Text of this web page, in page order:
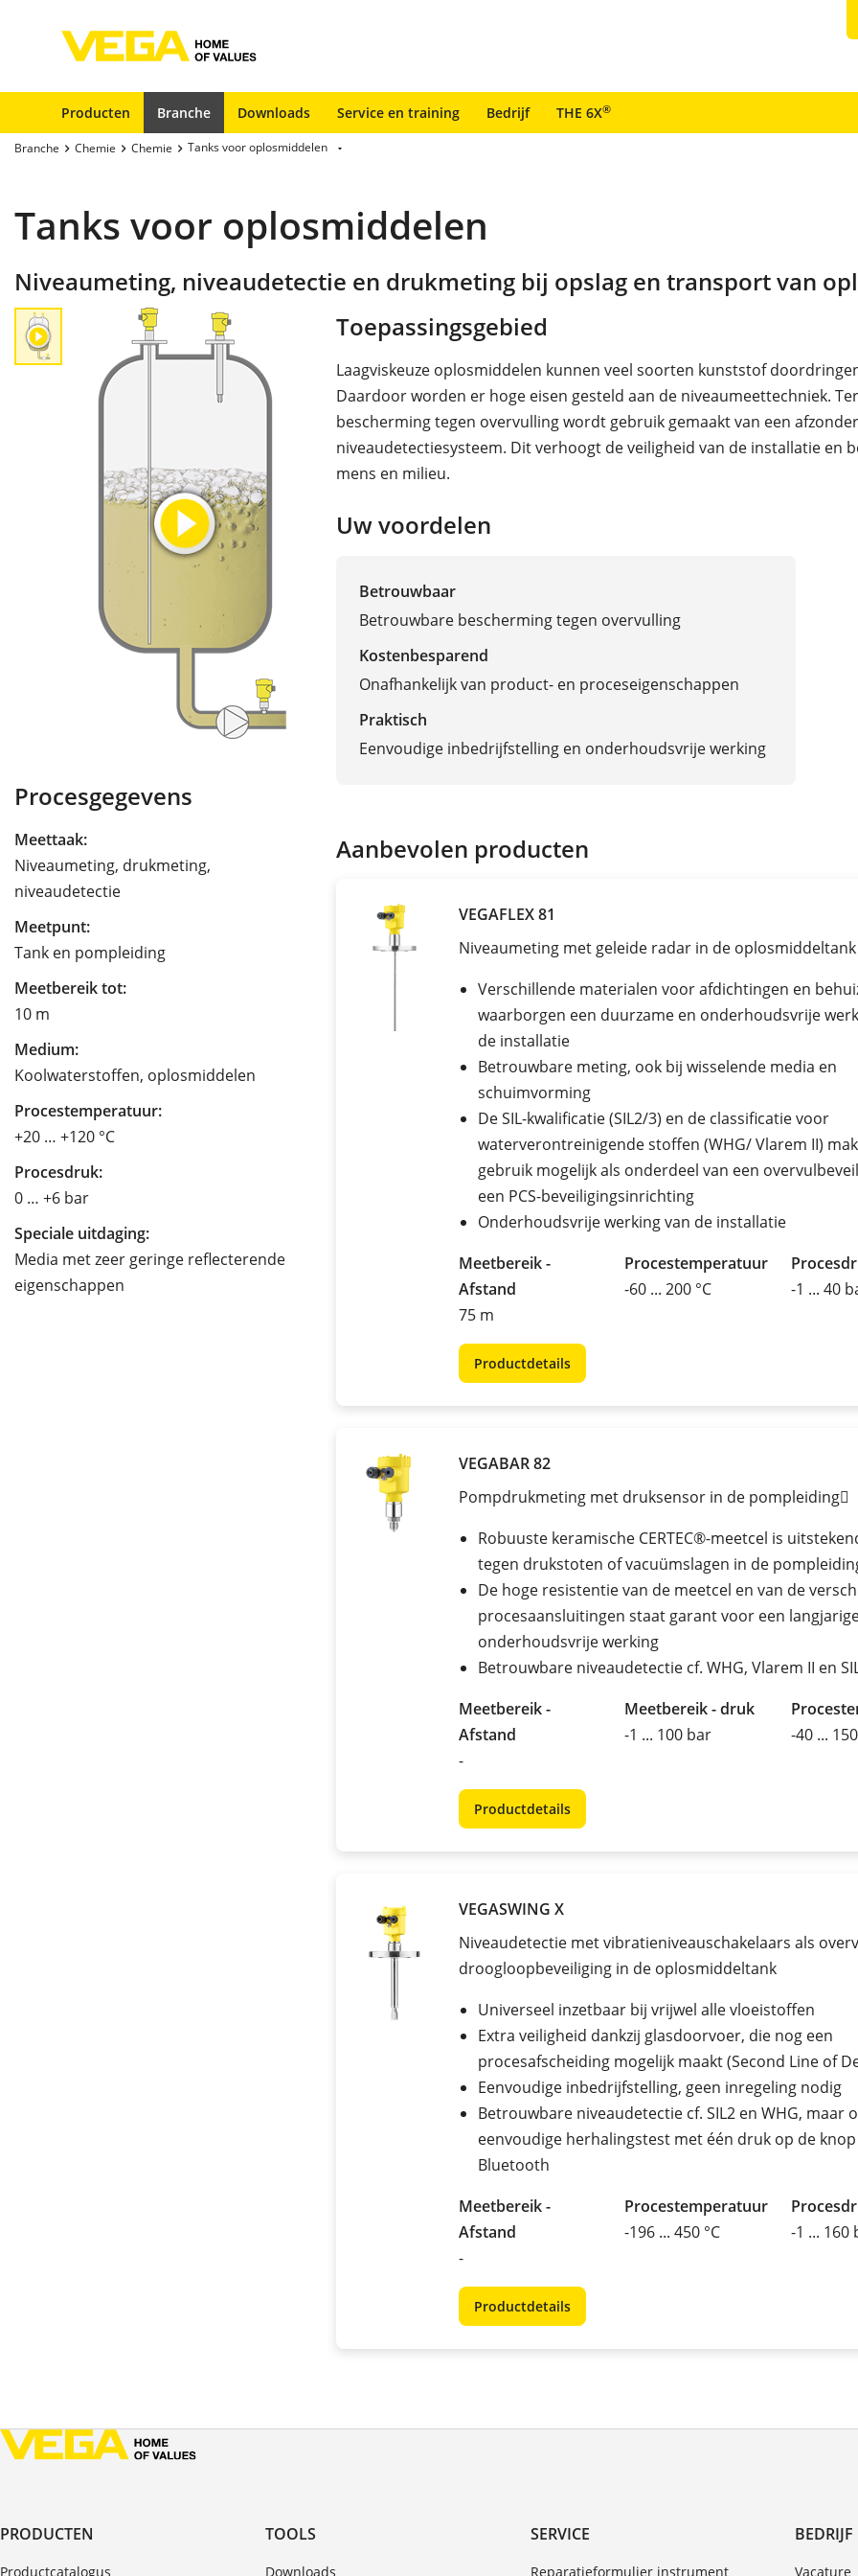
Producten Branche Downloads Service en training Bedrijf THE 6X®
Branche Chemie Chemie Tanks voor oplosmiddelen
Tanks voor oplosmiddelen
Niveaumeting, niveaudetectie en drukmeting bij opslag en transport van
Procesgegevens
Meettaak:
Niveaumeting, drukmeting,
niveaudetectie
Meetpunt:
Tank en pompleiding
Meetbereik tot:
10 m
Medium:
Koolwaterstoffen, oplosmiddelen
Procestemperatuur:
+20 … +120 °C
Procesdruk:
0 … +6 bar
Speciale uitdaging:
Media met zeer geringe reflecterende
eigenschappen
Toepassingsgebied
Laagviskeuze oplosmiddelen kunnen veel soorten kunststof
Daardoor worden er hoge eisen gesteld aan de niveaumeettechniek. Ter
bescherming tegen overvulling wordt gebruik gemaakt van een
niveaudetectiesysteem. Dit verhoogt de veiligheid van de installatie en
mens en milieu.
Uw voordelen
Betrouwbaar
Betrouwbare bescherming tegen overvulling
Kostenbesparend
Onafhankelijk van product- en proceseigenschappen
Praktisch
Eenvoudige inbedrijfstelling en onderhoudsvrije werking
Aanbevolen producten
VEGAFLEX 81
Niveaumeting met geleide radar in de oplosmiddeltank
Verschillende materialen voor afdichtingen en
waarborgen een duurzame en onderhoudsvrije
de installatie
Betrouwbare meting, ook bij wisselende media en
schuimvorming
De SIL-kwalificatie (SIL2/3) en de classificatie voor
waterverontreinigende stoffen (WHG/ Vlarem II)
gebruik mogelijk als onderdeel van een
een PCS-beveiligingsinrichting
Onderhoudsvrije werking van de installatie
Meetbereik -
Afstand
75 m
Procestemperatuur
-60 ... 200 °C
-1 ... 40
Productdetails
VEGABAR 82
Pompdrukmeting met druksensor in de pompleiding
Robuuste keramische CERTEC®-meetcel is
tegen drukstoten of vacuümslagen in de
De hoge resistentie van de meetcel en van de
procesaansluitingen staat garant voor een
onderhoudsvrije werking
Betrouwbare niveaudetectie cf. WHG, Vlarem II en
Meetbereik -
Afstand
-
Meetbereik - druk
-1 ... 100 bar
-40 ...
Productdetails
VEGASWING X
Niveaudetectie met vibratieniveauschakelaars als
droogloopbeveiliging in de oplosmiddeltank
Universeel inzetbaar bij vrijwel alle vloeistoffen
Extra veiligheid dankzij glasdoorvoer, die nog een
procesafscheiding mogelijk maakt (Second Line of
Eenvoudige inbedrijfstelling, geen inregeling nodig
Betrouwbare niveaudetectie cf. SIL2 en WHG, maar
eenvoudige herhalingstest met één druk op de
Bluetooth
Meetbereik -
Afstand
-
Procestemperatuur
-196 ... 450 °C
-1 ... 160
Productdetails
PRODUCTEN
Productcatalogus
TOOLS
Downloads
SERVICE
Reparatieformulier instrument
BEDRIJF
Vacature